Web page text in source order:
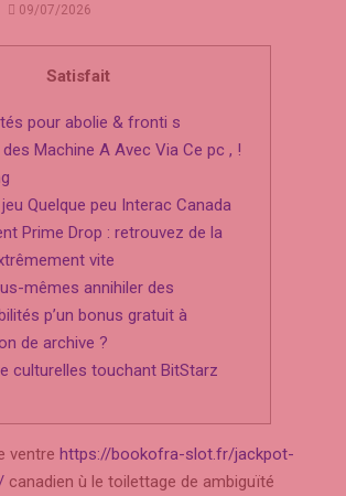
09/07/2026
Satisfait
pour abolie & fronti s
Machine A Avec Via Ce pc , !
Quelque peu Interac Canada
Prime Drop : retrouvez de la
vite
mêmes annihiler des
p’un bonus gratuit à
de archive ?
culturelles touchant BitStarz
ventre https://bookofra-slot.fr/jackpot-
canadien ù le toilettage de ambiguïté